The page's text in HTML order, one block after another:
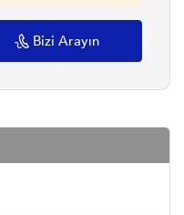
Bizi Arayın